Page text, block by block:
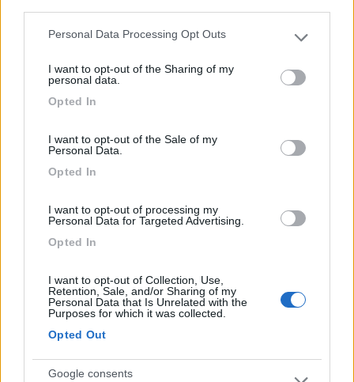
Please note that this website/app uses one or more Google
not limited to your visit or usage behaviour. You may click to
grant or deny consent to Google and its third-party tags to
use your data for below specified purposes in below Google
Personal Data Processing Opt Outs
I want to opt-out of the Sharing of my
personal data.
Opted In
I want to opt-out of the Sale of my
Personal Data.
Opted In
I want to opt-out of processing my
Personal Data for Targeted Advertising.
Opted In
I want to opt-out of Collection, Use,
Retention, Sale, and/or Sharing of my
Personal Data that Is Unrelated with the
Purposes for which it was collected.
Opted Out
Google consents
Campeggio
Luisiana Camping
5,2 5
Via della Bandita,5